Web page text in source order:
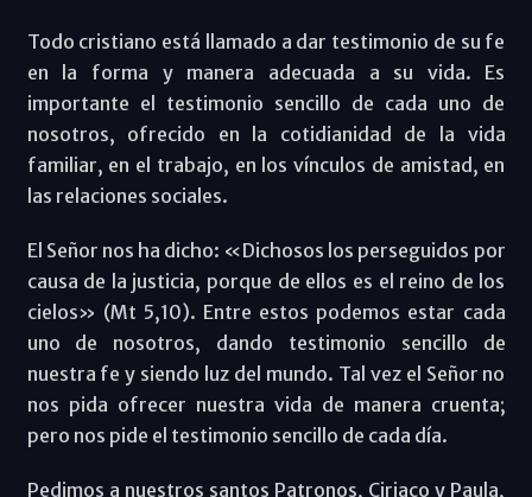
Todo cristiano está llamado a dar testimonio de su fe
en la forma y manera adecuada a su vida. Es
importante el testimonio sencillo de cada uno de
nosotros, ofrecido en la cotidianidad de la vida
familiar, en el trabajo, en los vínculos de amistad, en
las relaciones sociales.
El Señor nos ha dicho: «Dichosos los perseguidos por
causa de la justicia, porque de ellos es el reino de los
cielos» (Mt 5,10). Entre estos podemos estar cada
uno de nosotros, dando testimonio sencillo de
nuestra fe y siendo luz del mundo. Tal vez el Señor no
nos pida ofrecer nuestra vida de manera cruenta;
pero nos pide el testimonio sencillo de cada día.
Pedimos a nuestros santos Patronos, Ciriaco y Paula,